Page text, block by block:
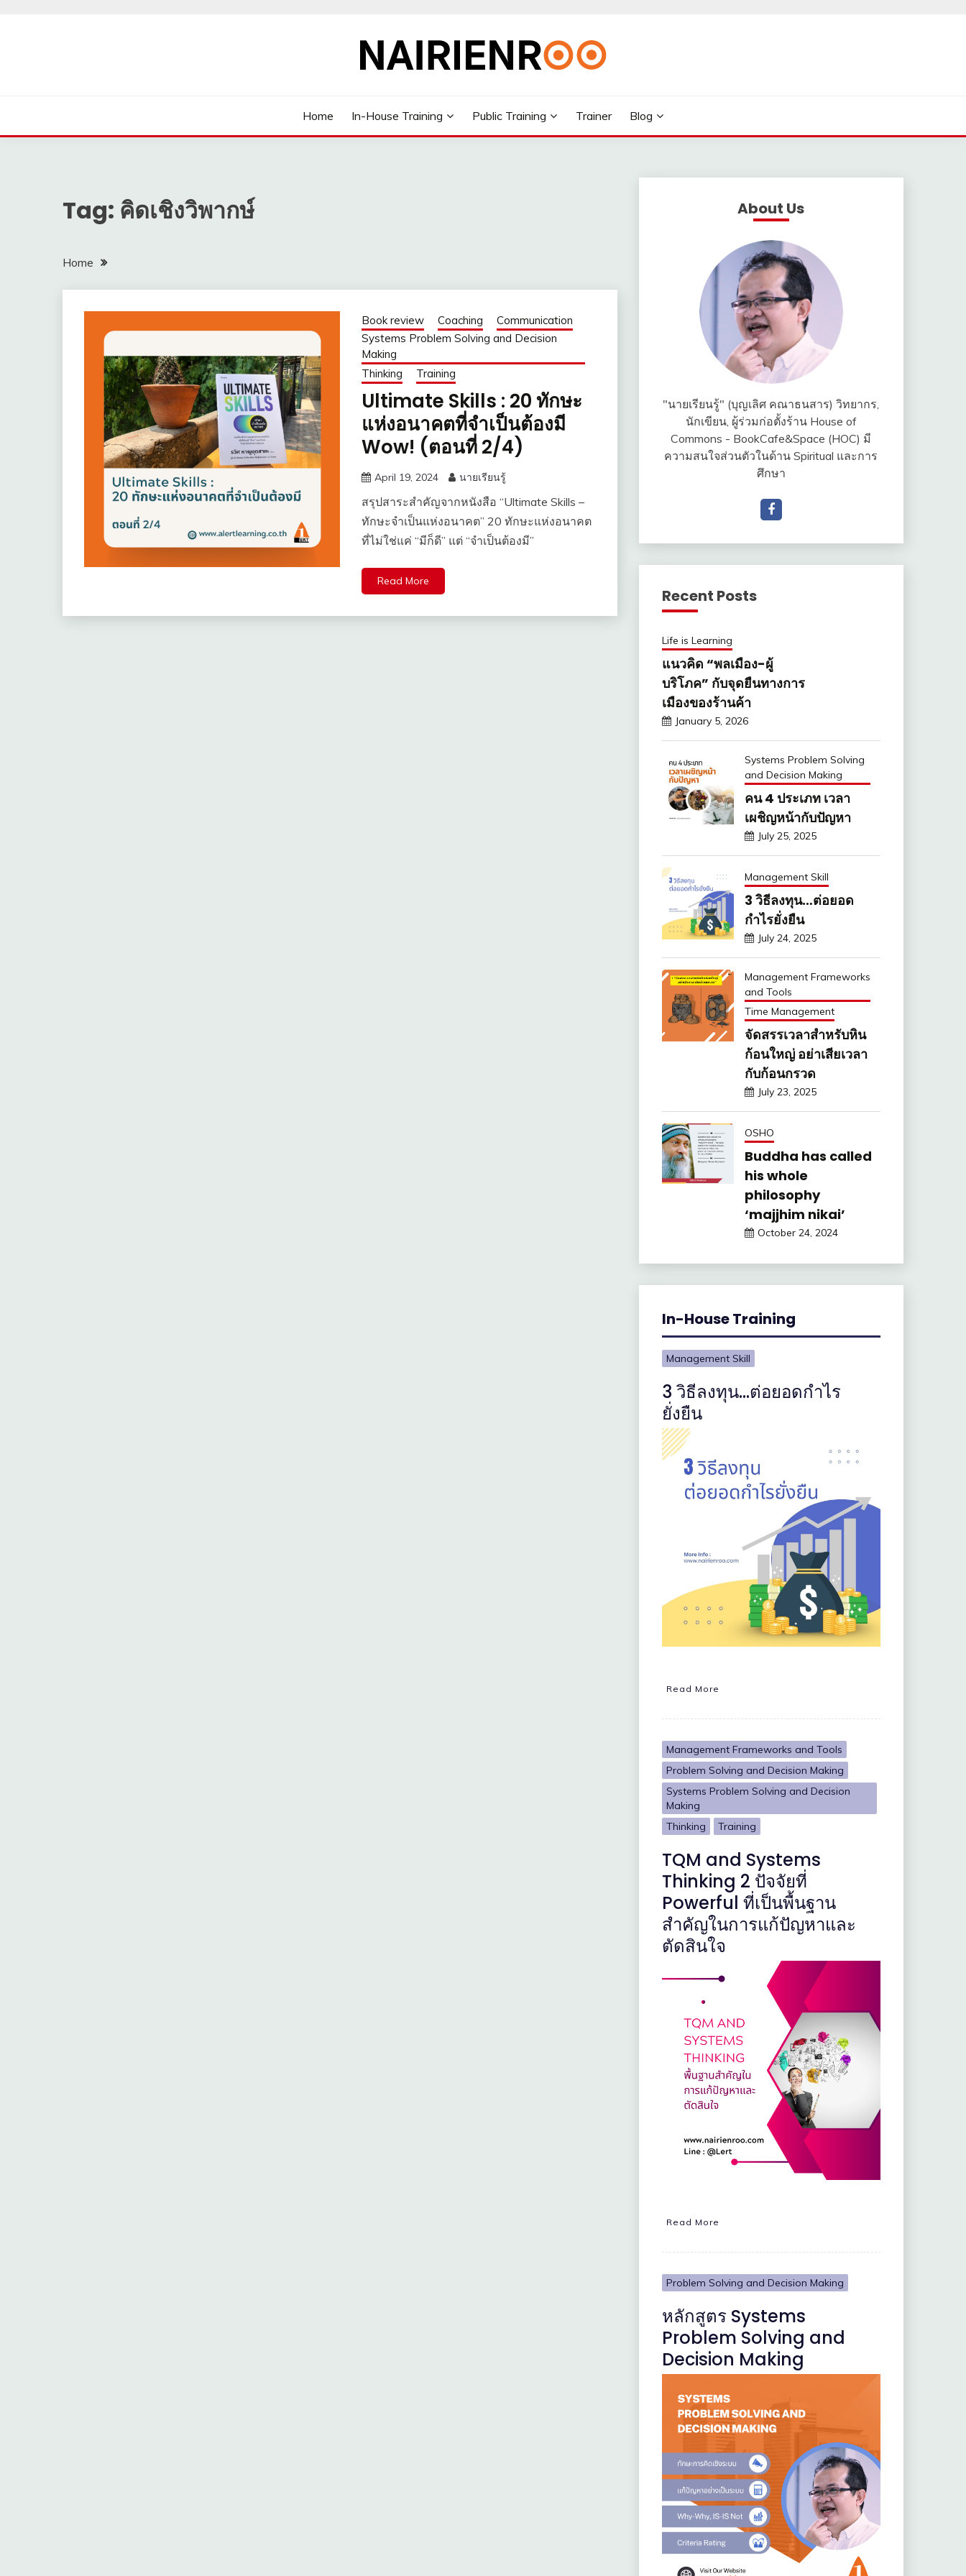
Home In-House Training Public Training Trainer Blog
Tag: คิดเชิงวิพากษ์
Home
Book review Coaching
Communication
Systems Problem Solving and Decision
Making
Thinking
Training
Ultimate Skills : 20 ทักษะ
แห่งอนาคตที่จำเป็นต้องมี
Wow! (ตอนที่ 2/4)
April 19, 2024 นายเรียนรู้
สรุปสาระสำคัญจากหนังสือ “Ultimate Skills –
ทักษะจำเป็นแห่งอนาคต” 20 ทักษะแห่งอนาคต
ที่ไม่ใช่แค่ “มีก็ดี” แต่ “จำเป็นต้องมี”
Read More
About Us
"นายเรียนรู้" (บุญเลิศ คณาธนสาร) วิทยากร,
นักเขียน, ผู้ร่วมก่อตั้งร้าน House of
Commons - BookCafe&Space (HOC) มี
ความสนใจส่วนตัวในด้าน Spiritual และการ
ศึกษา
Recent Posts
Life is Learning
แนวคิด “พลเมือง-ผู้
บริโภค” กับจุดยืนทางการ
เมืองของร้านค้า
January 5, 2026
Systems Problem Solving
and Decision Making
คน 4 ประเภท เวลา
เผชิญหน้ากับปัญหา
July 25, 2025
Management Skill
3 วิธีลงทุน…ต่อยอด
กำไรยั่งยืน
July 24, 2025
Management Frameworks
and Tools
Time Management
จัดสรรเวลาสำหรับหิน
ก้อนใหญ่ อย่าเสียเวลา
กับก้อนกรวด
July 23, 2025
OSHO
Buddha has called
his whole
philosophy
‘majjhim nikai’
October 24, 2024
In-House Training
Management Skill
3 วิธีลงทุน…ต่อยอดกำไร
ยั่งยืน
Read More
Management Frameworks and Tools
Problem Solving and Decision Making
Systems Problem Solving and Decision
Making
Thinking
Training
TQM and Systems
Thinking 2 ปัจจัยที่
Powerful ที่เป็นพื้นฐาน
สำคัญในการแก้ปัญหาและ
ตัดสินใจ
Read More
Problem Solving and Decision Making
หลักสูตร Systems
Problem Solving and
Decision Making